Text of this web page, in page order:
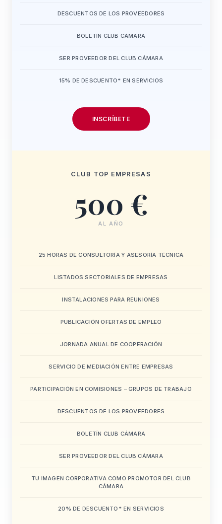
DESCUENTOS DE LOS PROVEEDORES
BOLETÍN CLUB CÁMARA
SER PROVEEDOR DEL CLUB CÁMARA
15% DE DESCUENTO* EN SERVICIOS
INSCRÍBETE
CLUB TOP EMPRESAS
500 €
AL AÑO
25 HORAS DE CONSULTORÍA Y ASESORÍA TÉCNICA
LISTADOS SECTORIALES DE EMPRESAS
INSTALACIONES PARA REUNIONES
PUBLICACIÓN OFERTAS DE EMPLEO
JORNADA ANUAL DE COOPERACIÓN
SERVICIO DE MEDIACIÓN ENTRE EMPRESAS
PARTICIPACIÓN EN COMISIONES – GRUPOS DE TRABAJO
DESCUENTOS DE LOS PROVEEDORES
BOLETÍN CLUB CÁMARA
SER PROVEEDOR DEL CLUB CÁMARA
TU IMAGEN CORPORATIVA COMO PROMOTOR DEL CLUB
CÁMARA
20% DE DESCUENTO* EN SERVICIOS